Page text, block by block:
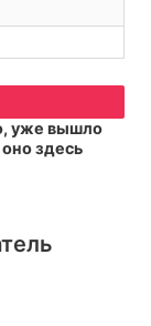
уже вышло
здесь